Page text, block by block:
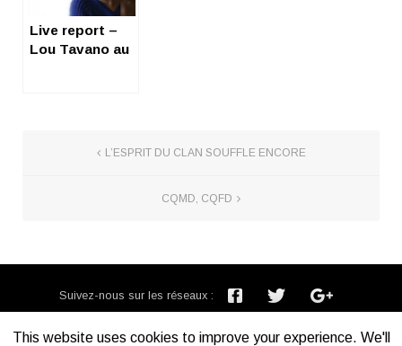
Live report –
Lou Tavano au
L’ESPRIT DU CLAN SOUFFLE ENCORE
CQMD, CQFD
Suivez-nous sur les réseaux :
This website uses cookies to improve your experience. We'll